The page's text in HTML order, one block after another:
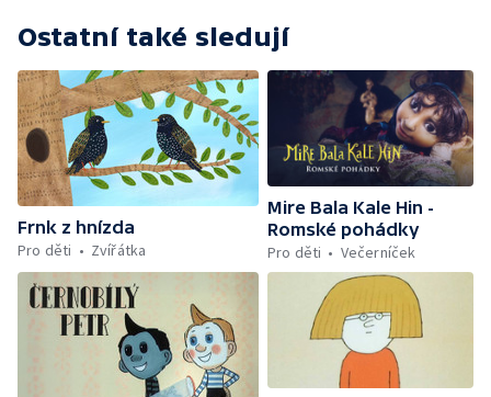
Ostatní také sledují
Frnk z hnízda
Pro děti
Zvířátka
Mire Bala Kale Hin -
Romské pohádky
Pro děti
Večerníček